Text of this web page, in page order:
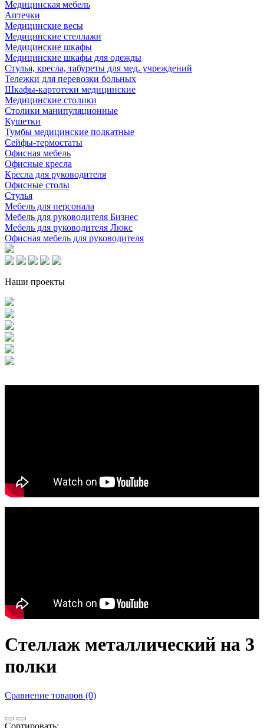
Медицинская мебель
Аптечки
Медицинские весы
Медицинские стеллажи
Медицинские шкафы
Медицинские шкафы для одежды
Стулья, кресла, табуреты для мед. учреждений
Тележки для перевозки больных
Шкафы-картотеки медицинские
Медицинские столики
Столики манипуляционные
Кушетки
Тумбы медицинские подкатные
Сейфы-термостаты
Офисная мебель
Офисные кресла
Кресла для руководителя
Офисные столы
Стулья
Мебель для персонала
Мебель для руководителя Бизнес
Мебель для руководителя Люкс
Офисная мебель для руководителя
Наши проекты
Стеллаж металлический на 3
полки
Сравнение товаров (0)
Сортировать: